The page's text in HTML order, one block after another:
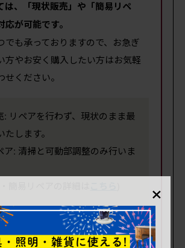
は、「現状販売」や「簡易リペ
が可能です。
でも承っておりますので、お急ぎ
方やお安く購入したい方はお気軽
せください。
: リペアを行わず、現状のまま最
します。
ア: 清掃と可動部調整のみ行いま
、安価でご提供するために状態の
影の対応はしておりません。どう
×